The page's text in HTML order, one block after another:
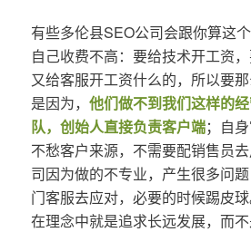
有些多伦县SEO公司会跟你算这
自己收费不高：要给技术开工资，
又给客服开工资什么的，所以要
是因为， 他们做不到我们这样的
队，创始人直接负责客户端；自身
不愁客户来源，不需要配销售员
司因为做的不专业，产生很多问
门客服去应对，必要的时候踢皮
在理念中就是追求长远发展，而